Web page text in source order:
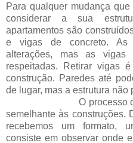
Para qualquer mudança
considerar a sua
apartamentos são
e vigas de concreto. As
alterações, mas as
respeitadas. Retirar vigas
construção. Paredes até
de lugar, mas a estrutura não
O processo de
semelhante às construções.
recebemos um formato,
consiste em observar onde